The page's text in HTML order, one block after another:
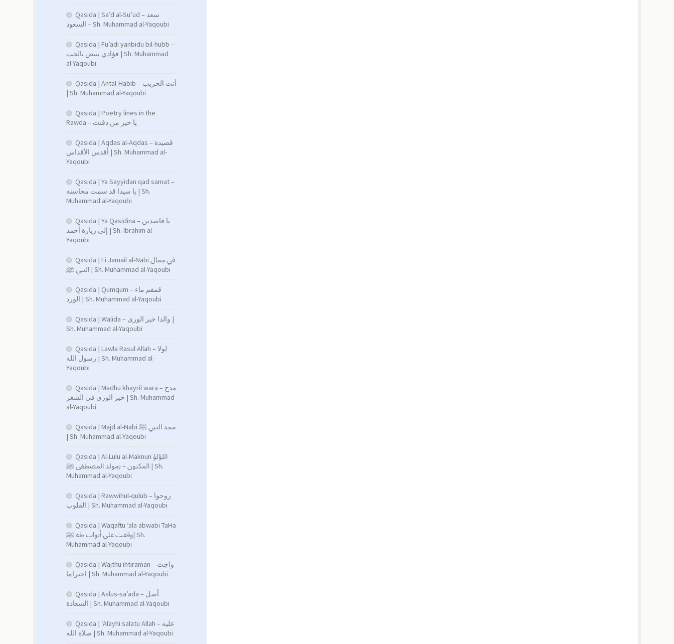
Qasida | Sa’d al-Su’ud – سعد
السعود – Sh. Muhammad al-Yaqoubi
Qasida | Fu’adi yanbidu bil-hubb –
فؤادي ينبض بالحب | Sh. Muhammad
al-Yaqoubi
Qasida | Antal-Habib – أنت الحريب
| Sh. Muhammad al-Yaqoubi
Qasida | Poetry lines in the
Rawda – يا خير من دفنت
Qasida | Aqdas al-Aqdas – قصيدة
أقدس الأقداس | Sh. Muhammad al-
Yaqoubi
Qasida | Ya Sayyidan qad samat –
يا سيدا قد سمت محاسنه | Sh.
Muhammad al-Yaqoubi
Qasida | Ya Qasidina – يا قاصدين
إلى زيارة أحمد | Sh. Ibrahim al-
Yaqoubi
Qasida | Fi Jamail al-Nabi في جمال
النبي ﷺ | Sh. Muhammad al-Yaqoubi
Qasida | Qumqum – قمقم ماء
الورد | Sh. Muhammad al-Yaqoubi
Qasida | Walida – والدا خير الورى |
Sh. Muhammad al-Yaqoubi
Qasida | Lawla Rasul Allah – لولا
رسول الله | Sh. Muhammad al-
Yaqoubi
Qasida | Madhu khayril wara – مدح
خير الورى في الشعر | Sh. Muhammad
al-Yaqoubi
Qasida | Majd al-Nabi مجد النبي ﷺ
| Sh. Muhammad al-Yaqoubi
Qasida | Al-Lulu al-Maknun اللؤلؤ
المكنون – بمولد المصطفى ﷺ | Sh.
Muhammad al-Yaqoubi
Qasida | Rawwihul-qulub – روحوا
القلوب | Sh. Muhammad al-Yaqoubi
Qasida | Waqaftu ‘ala abwabi TaHa
وقفت على أبواب طه ﷺ| Sh.
Muhammad al-Yaqoubi
Qasida | Wajthu ihtiraman – واجث
احتراما | Sh. Muhammad al-Yaqoubi
Qasida | Aslus-sa’ada – أصل
السعادة | Sh. Muhammad al-Yaqoubi
Qasida | ‘Alayhi salatu Allah – عليه
صلاة الله | Sh. Muhammad al-Yaqoubi